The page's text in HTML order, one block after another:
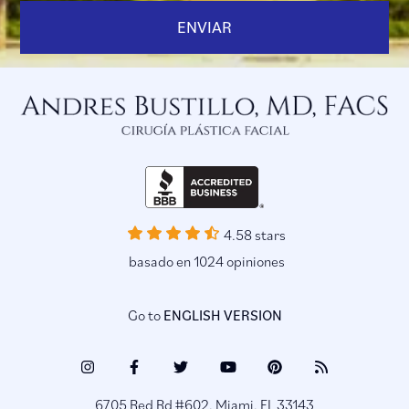
4.58 stars
basado en 1024 opiniones
Go to ENGLISH VERSION
InstagramFacebookTwitter
Youtube
PinterestBlog
6705 Red Rd #602, Miami, FL 33143